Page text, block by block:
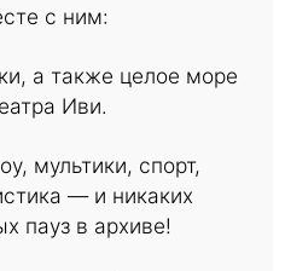
с ним:
а также целое море
Иви.
мультики, спорт,
— и никаких
пауз в архиве!